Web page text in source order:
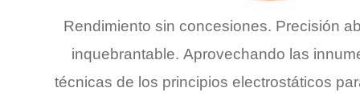
Rendimiento sin concesiones. Precisión
inquebrantable. Aprovechando las
técnicas de los principios electrostáticos